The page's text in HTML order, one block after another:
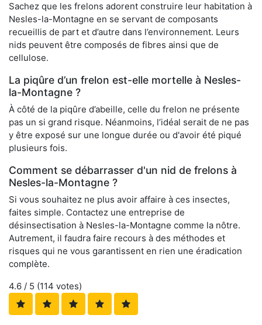
Sachez que les frelons adorent construire leur habitation à
Nesles-la-Montagne en se servant de composants
recueillis de part et d’autre dans l’environnement. Leurs
nids peuvent être composés de fibres ainsi que de
cellulose.
La piqûre d’un frelon est-elle mortelle à Nesles-
la-Montagne ?
À côté de la piqûre d’abeille, celle du frelon ne présente
pas un si grand risque. Néanmoins, l’idéal serait de ne pas
y être exposé sur une longue durée ou d'avoir été piqué
plusieurs fois.
Comment se débarrasser d'un nid de frelons à
Nesles-la-Montagne ?
Si vous souhaitez ne plus avoir affaire à ces insectes,
faites simple. Contactez une entreprise de
désinsectisation à Nesles-la-Montagne comme la nôtre.
Autrement, il faudra faire recours à des méthodes et
risques qui ne vous garantissent en rien une éradication
complète.
4.6 / 5 (114 votes)